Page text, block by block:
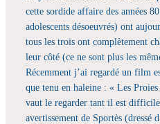
cette sordide affaire des années
adolescents désoeuvrés) ont
tous les trois ont complètement
leur côté (ce ne sont plus les
Récemment j’ai regardé un film
que tenu en haleine : « Les
vaut le regarder tant il est
avertissement de Sportès